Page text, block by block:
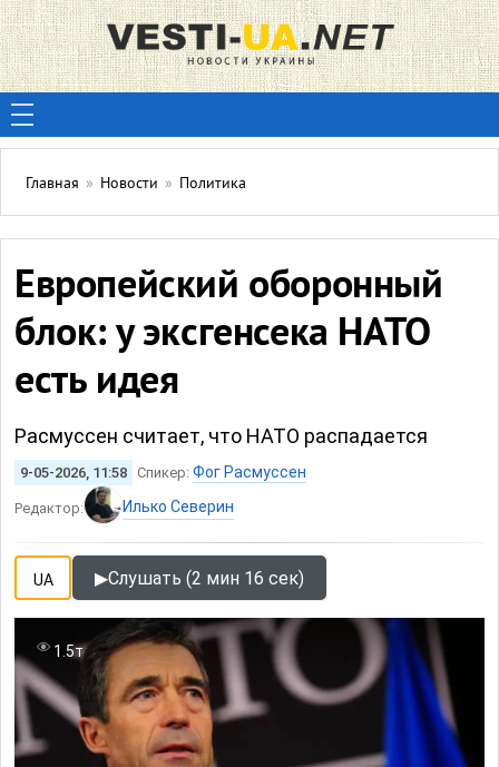
Главная » Новости » Политика
Европейский оборонный
блок: у эксгенсека НАТО
есть идея
Расмуссен считает, что НАТО распадается
9-05-2026, 11:58 Спикер: Фог Расмуссен
Редактор: Илько Северин
UA ▶Слушать (2 мин 16 сек)
1.5т